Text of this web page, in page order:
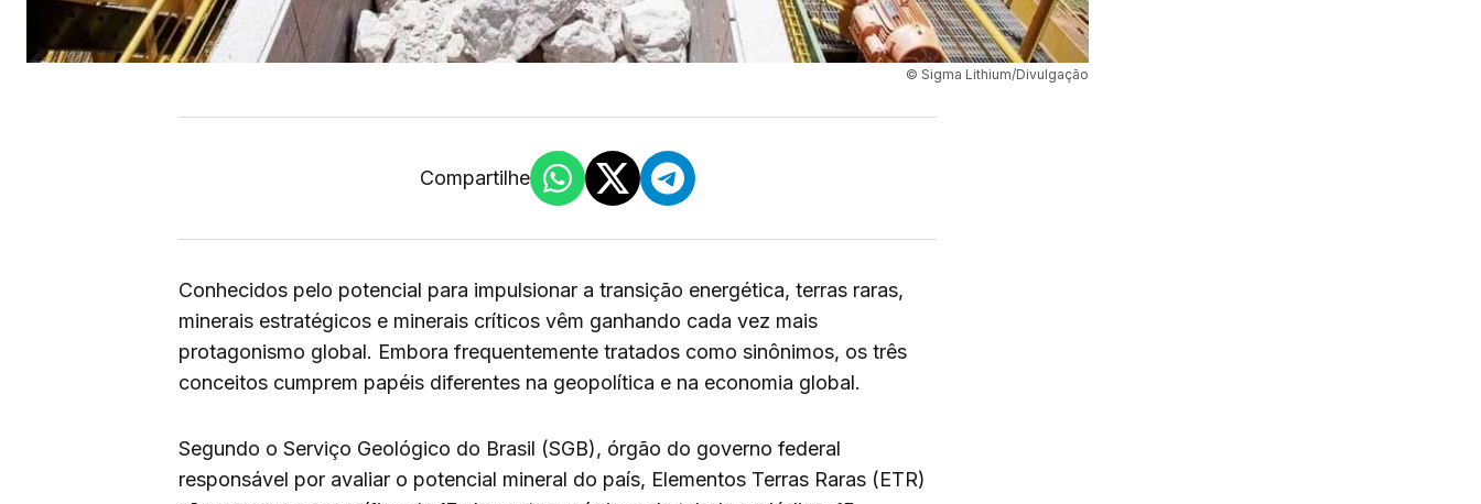
© Sigma Lithium/Divulgação
Compartilhe
Conhecidos pelo potencial para impulsionar a transição energética, terras raras,
minerais estratégicos e minerais críticos vêm ganhando cada vez mais
protagonismo global. Embora frequentemente tratados como sinônimos, os três
conceitos cumprem papéis diferentes na geopolítica e na economia global.
Segundo o Serviço Geológico do Brasil (SGB), órgão do governo federal
responsável por avaliar o potencial mineral do país, Elementos Terras Raras (ETR)